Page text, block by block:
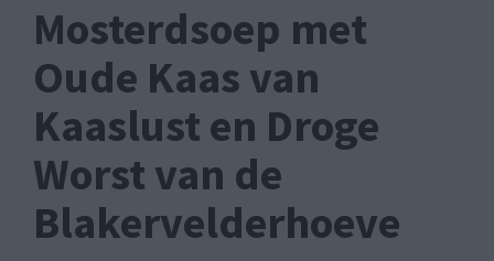
Mosterdsoep met
Oude Kaas van
Kaaslust en Droge
Worst van de
Blakervelderhoeve